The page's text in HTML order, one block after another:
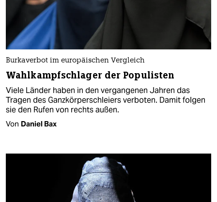
Burkaverbot im europäischen Vergleich
Wahlkampfschlager der Populisten
Viele Länder haben in den vergangenen Jahren das
Tragen des Ganzkörperschleiers verboten. Damit folgen
sie den Rufen von rechts außen.
Von Daniel Bax